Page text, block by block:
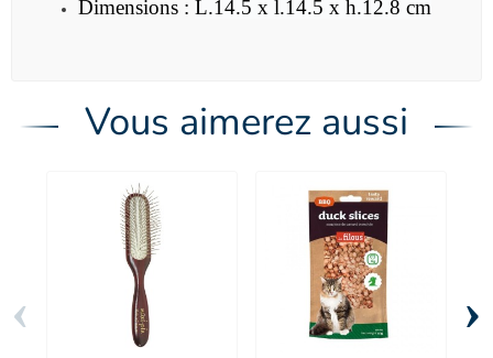
Dimensions : L.14.5 x l.14.5 x h.12.8 cm
Vous aimerez aussi
‹ ›